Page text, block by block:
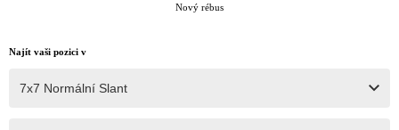
Nový rébus
Najít vaši pozici v